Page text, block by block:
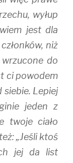
wyłup
jest dla
niż
wrzucone do
ci powodem
siebie. Lepiej
jeden z
twoje ciało
„Jeśli ktoś
jej da list